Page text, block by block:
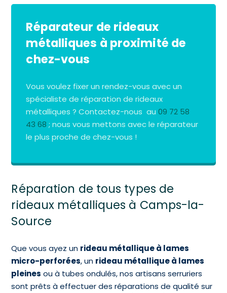
Réparateur de rideaux
métalliques à proximité de
chez-vous
Vous voulez fixer un rendez-vous avec un
spécialiste de réparation de rideaux
métalliques ? Contactez-nous au09 72 58
43 68 ; nous vous mettons avec le réparateur
le plus proche de chez-vous !
Réparation de tous types de
rideaux métalliques à Camps-la-
Source
Que vous ayez un rideau métallique à lames
micro-perforées, un rideau métallique à lames
pleines ou à tubes ondulés, nos artisans serruriers
sont prêts à effectuer des réparations de qualité sur